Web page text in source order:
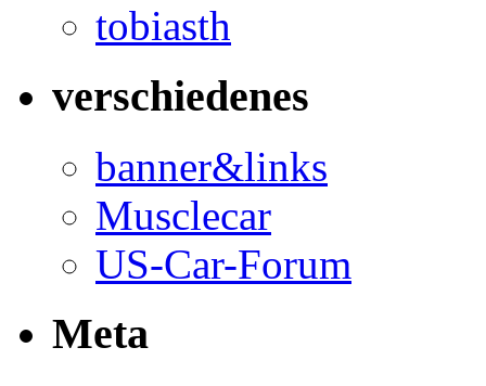
tobiasth
verschiedenes
banner&links
Musclecar
US-Car-Forum
Meta